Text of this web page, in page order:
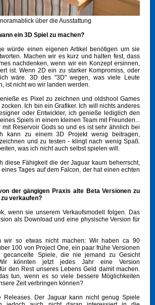
über die Ausstattung
ein 3D Spiel zu machen?
würde einen eigenen Artikel benötigen um sie
Machen wir es kurz und halten fest, dass
nachdenken, wenn wir ein Konzept ersinnen,
ist. Wenn 2D ein zu starker Kompromiss, oder
wäre. 3D des "3D" wegen, was viele Leute
ist nicht wo wir landen werden.
es Pixel zu zeichnen und oldshool Games
Ich bin ein Grafiker. Ich will nichts anderes
oder Entwickler, ich genieße lediglich den
Spiels in einem kleinen Team mit Freunden...
mit Reservoir Gods so und es ist sehr ähnlich bei
kann zu einem 3D Projekt wenig beitragen,
und zu testen - klingt nach wenig Spaß.
was ich nicht auch selbst spielen will.
diese Fähigkeit die der Jaguar kaum beherrscht,
Tages auf dem Falcon, der hat einen echten
der gängigen Praxis alte Beta Versionen zu
verkaufen?
wenn sie unserem Verkaufsmodell folgen. Das
als Download und eine physische Version für
wir so etwas nicht machen: Wir haben ca 90
100 von Project One, ein paar frühe Versionen
Spiele, die nie jemand zu Gesicht
könnten jetzt jedes Jahr eine Version
den Rest unseres Lebens Geld damit machen.
tun, wenn es so viele bessere Möglichkeiten
Zeit verbringen können?
Der Jaguar kann nicht genug Spiele